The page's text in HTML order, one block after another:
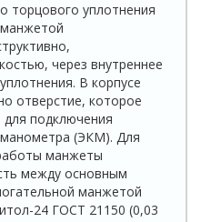
торцового уплотнения
через внутреннее
В корпусе
отверстие, которое
подключения
манометра (ЭКМ). Для
манжеты
между основным
манжетой
24 ГОСТ 21150 (0,03